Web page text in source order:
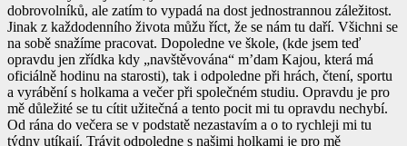
dobrovolníků, ale zatím to vypadá na dost jednostrannou záležitost.
Jinak z každodenního života můžu říct, že se nám tu daří. Všichni se
na sobě snažíme pracovat. Dopoledne ve škole, (kde jsem teď
opravdu jen zřídka kdy „navštěvována“ m’dam Kajou, která má
oficiálně hodinu na starosti), tak i odpoledne při hrách, čtení, sportu
a vyrábění s holkama a večer při společném studiu. Opravdu je pro
mě důležité se tu cítit užitečná a tento pocit mi tu opravdu nechybí.
Od rána do večera se v podstatě nezastavím a o to rychleji mi tu
týdny utíkají. Trávit odpoledne s našimi holkami je pro mě